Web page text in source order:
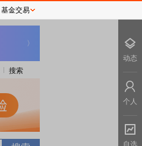
搜索
基金交易
动态
个人
自选